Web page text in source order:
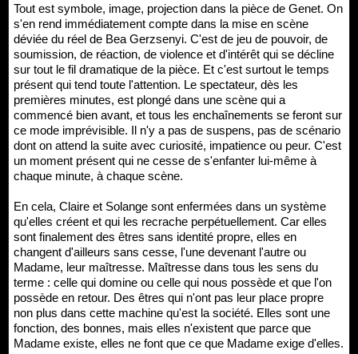
Tout est symbole, image, projection dans la pièce de Genet. On
s'en rend immédiatement compte dans la mise en scène
déviée du réel de Bea Gerzsenyi. C'est de jeu de pouvoir, de
soumission, de réaction, de violence et d'intérêt qui se décline
sur tout le fil dramatique de la pièce. Et c'est surtout le temps
présent qui tend toute l'attention. Le spectateur, dès les
premières minutes, est plongé dans une scène qui a
commencé bien avant, et tous les enchaînements se feront sur
ce mode imprévisible. Il n'y a pas de suspens, pas de scénario
dont on attend la suite avec curiosité, impatience ou peur. C'est
un moment présent qui ne cesse de s'enfanter lui-même à
chaque minute, à chaque scène.
En cela, Claire et Solange sont enfermées dans un système
qu'elles créent et qui les recrache perpétuellement. Car elles
sont finalement des êtres sans identité propre, elles en
changent d'ailleurs sans cesse, l'une devenant l'autre ou
Madame, leur maîtresse. Maîtresse dans tous les sens du
terme : celle qui domine ou celle qui nous possède et que l'on
possède en retour. Des êtres qui n'ont pas leur place propre
non plus dans cette machine qu'est la société. Elles sont une
fonction, des bonnes, mais elles n'existent que parce que
Madame existe, elles ne font que ce que Madame exige d'elles.